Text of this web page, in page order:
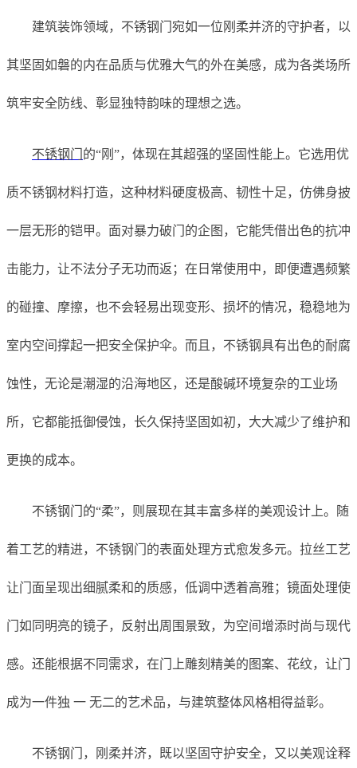
建筑装饰领域，不锈钢门宛如一位刚柔并济的守护者，以
其坚固如磐的内在品质与优雅大气的外在美感，成为各类场所
筑牢安全防线、彰显独特韵味的理想之选。
不锈钢门 的“刚”，体现在其超强的坚固性能上。它选用优
质不锈钢材料打造，这种材料硬度极高、韧性十足，仿佛身披
一层无形的铠甲。面对暴力破门的企图，它能凭借出色的抗冲
击能力，让不法分子无功而返；在日常使用中，即便遭遇频繁
的碰撞、摩擦，也不会轻易出现变形、损坏的情况，稳稳地为
室内空间撑起一把安全保护伞。而且，不锈钢具有出色的耐腐
蚀性，无论是潮湿的沿海地区，还是酸碱环境复杂的工业场
所，它都能抵御侵蚀，长久保持坚固如初，大大减少了维护和
更换的成本。
不锈钢门的“柔”，则展现在其丰富多样的美观设计上。随
着工艺的精进，不锈钢门的表面处理方式愈发多元。拉丝工艺
让门面呈现出细腻柔和的质感，低调中透着高雅；镜面处理使
门如同明亮的镜子，反射出周围景致，为空间增添时尚与现代
感。还能根据不同需求，在门上雕刻精美的图案、花纹，让门
成为一件独 一 无二的艺术品，与建筑整体风格相得益彰。
不锈钢门，刚柔并济，既以坚固守护安全，又以美观诠释